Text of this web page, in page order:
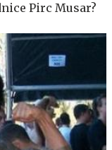
Pirc Musar?